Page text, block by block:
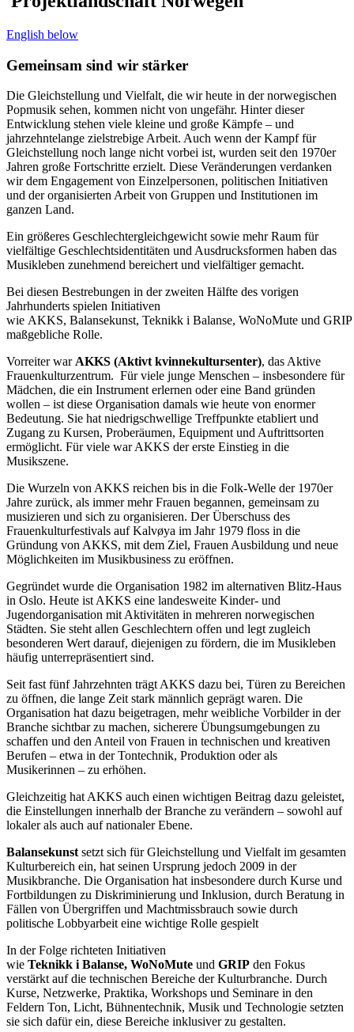
English below
Gemeinsam sind wir stärker
Die Gleichstellung und Vielfalt, die wir heute in der norwegischen
Popmusik sehen, kommen nicht von ungefähr. Hinter dieser
Entwicklung stehen viele kleine und große Kämpfe – und
jahrzehntelange zielstrebige Arbeit. Auch wenn der Kampf für
Gleichstellung noch lange nicht vorbei ist, wurden seit den 1970er
Jahren große Fortschritte erzielt. Diese Veränderungen verdanken
wir dem Engagement von Einzelpersonen, politischen Initiativen
und der organisierten Arbeit von Gruppen und Institutionen im
ganzen Land.
Ein größeres Geschlechtergleichgewicht sowie mehr Raum für
vielfältige Geschlechtsidentitäten und Ausdrucksformen haben das
Musikleben zunehmend bereichert und vielfältiger gemacht.
Bei diesen Bestrebungen in der zweiten Hälfte des vorigen
Jahrhunderts spielen Initiativen
wie AKKS, Balansekunst, Teknikk i Balanse, WoNoMute und GRIP
maßgebliche Rolle.
Vorreiter war AKKS (Aktivt kvinnekultursenter), das Aktive
Frauenkulturzentrum. Für viele junge Menschen – insbesondere für
Mädchen, die ein Instrument erlernen oder eine Band gründen
wollen – ist diese Organisation damals wie heute von enormer
Bedeutung. Sie hat niedrigschwellige Treffpunkte etabliert und
Zugang zu Kursen, Proberäumen, Equipment und Auftrittsorten
ermöglicht. Für viele war AKKS der erste Einstieg in die
Musikszene.
Die Wurzeln von AKKS reichen bis in die Folk-Welle der 1970er
Jahre zurück, als immer mehr Frauen begannen, gemeinsam zu
musizieren und sich zu organisieren. Der Überschuss des
Frauenkulturfestivals auf Kalvøya im Jahr 1979 floss in die
Gründung von AKKS, mit dem Ziel, Frauen Ausbildung und neue
Möglichkeiten im Musikbusiness zu eröffnen.
Gegründet wurde die Organisation 1982 im alternativen Blitz-Haus
in Oslo. Heute ist AKKS eine landesweite Kinder- und
Jugendorganisation mit Aktivitäten in mehreren norwegischen
Städten. Sie steht allen Geschlechtern offen und legt zugleich
besonderen Wert darauf, diejenigen zu fördern, die im Musikleben
häufig unterrepräsentiert sind.
Seit fast fünf Jahrzehnten trägt AKKS dazu bei, Türen zu Bereichen
zu öffnen, die lange Zeit stark männlich geprägt waren. Die
Organisation hat dazu beigetragen, mehr weibliche Vorbilder in der
Branche sichtbar zu machen, sicherere Übungsumgebungen zu
schaffen und den Anteil von Frauen in technischen und kreativen
Berufen – etwa in der Tontechnik, Produktion oder als
Musikerinnen – zu erhöhen.
Gleichzeitig hat AKKS auch einen wichtigen Beitrag dazu geleistet,
die Einstellungen innerhalb der Branche zu verändern – sowohl auf
lokaler als auch auf nationaler Ebene.
Balansekunst setzt sich für Gleichstellung und Vielfalt im gesamten
Kulturbereich ein, hat seinen Ursprung jedoch 2009 in der
Musikbranche. Die Organisation hat insbesondere durch Kurse und
Fortbildungen zu Diskriminierung und Inklusion, durch Beratung in
Fällen von Übergriffen und Machtmissbrauch sowie durch
politische Lobbyarbeit eine wichtige Rolle gespielt
In der Folge richteten Initiativen
wie Teknikk i Balanse, WoNoMute und GRIP den Fokus
verstärkt auf die technischen Bereiche der Kulturbranche. Durch
Kurse, Netzwerke, Praktika, Workshops und Seminare in den
Feldern Ton, Licht, Bühnentechnik, Musik und Technologie setzten
sie sich dafür ein, diese Bereiche inklusiver zu gestalten.